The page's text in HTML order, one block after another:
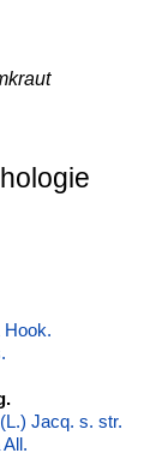
Hook.
Jacq. s. str.